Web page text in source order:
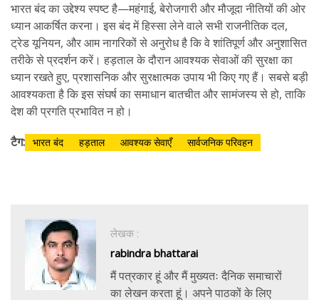
भारत बंद का उद्देश्य स्पष्ट है—महंगाई, बेरोजगारी और मौजूदा नीतियों की ओर
ध्यान आकर्षित करना। इस बंद में हिस्सा लेने वाले सभी राजनीतिक दल,
ट्रेड यूनियन, और आम नागरिकों से अनुरोध है कि वे शांतिपूर्ण और अनुशासित
तरीके से प्रदर्शन करें। हड़ताल के दौरान आवश्यक सेवाओं की सुरक्षा का
ध्यान रखते हुए, प्रशासनिक और सुरक्षात्मक उपाय भी किए गए हैं। सबसे बड़ी
आवश्यकता है कि इस संघर्ष का समाधान बातचीत और सामंजस्य से हो, ताकि
देश की प्रगति प्रभावित न हो।
टैग: भारत बंद हड़ताल आवश्यक सेवाएँ सार्वजनिक परिवहन
लेखक :
rabindra bhattarai
मैं पत्रकार हूं और मैं मुख्यतः दैनिक समाचारों
का लेखन करता हूं। अपने पाठकों के लिए